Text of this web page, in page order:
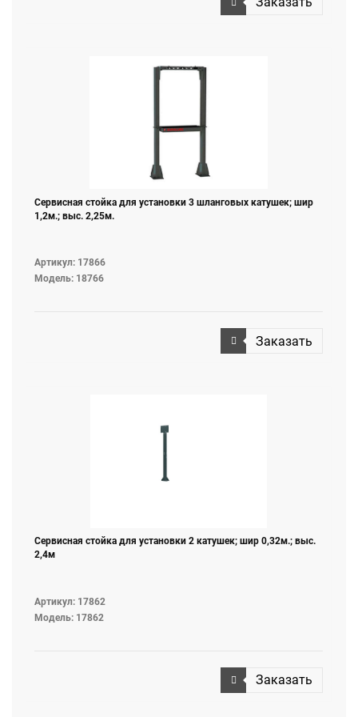
Сервисная стойка для установки 3 шланговых катушек; шир
1,2м.; выс. 2,25м.
Артикул: 17866
Модель: 18766
Заказать
Сервисная стойка для установки 2 катушек; шир 0,32м.; выс.
2,4м
Артикул: 17862
Модель: 17862
Заказать